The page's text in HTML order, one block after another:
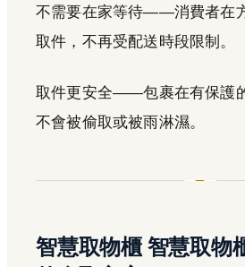
不需要在家等待——消費者在
取件，不再受配送時段限制。
取件更安全——包裹在有保護
不會被偷取或被雨淋濕。
智慧取物櫃 智慧取物